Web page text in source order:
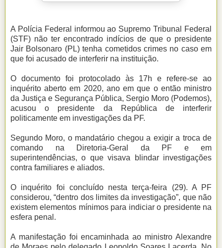
A Polícia Federal informou ao Supremo Tribunal Federal
(STF) não ter encontrado indícios de que o presidente
Jair Bolsonaro (PL) tenha cometidos crimes no caso em
que foi acusado de interferir na instituição.
O documento foi protocolado às 17h e refere-se ao
inquérito aberto em 2020, ano em que o então ministro
da Justiça e Segurança Pública, Sergio Moro (Podemos),
acusou o presidente da República de interferir
politicamente em investigações da PF.
Segundo Moro, o mandatário chegou a exigir a troca de
comando na Diretoria-Geral da PF e em
superintendências, o que visava blindar investigações
contra familiares e aliados.
O inquérito foi concluído nesta terça-feira (29). A PF
considerou, “dentro dos limites da investigação”, que não
existem elementos mínimos para indiciar o presidente na
esfera penal.
A manifestação foi encaminhada ao ministro Alexandre